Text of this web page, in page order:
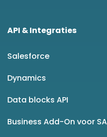
API & Integraties
Salesforce
Dynamics
Data blocks API
Business Add-On voor